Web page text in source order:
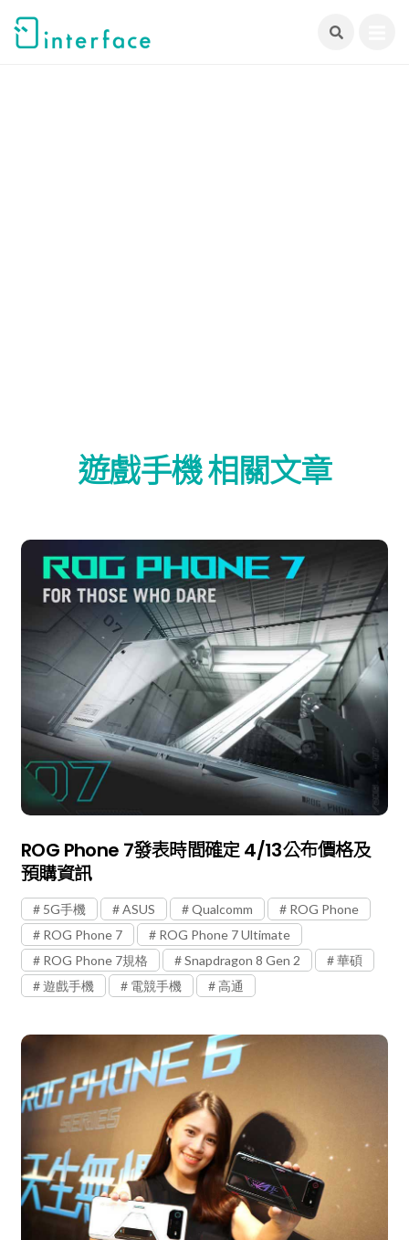
遊戲手機 相關文章
ROG Phone 7發表時間確定 4/13公布價格及
預購資訊
5G手機 ASUS Qualcomm
ROG Phone
ROG Phone 7
ROG Phone 7 Ultimate
ROG Phone 7規格
Snapdragon 8 Gen 2
華碩
遊戲手機
電競手機 高通